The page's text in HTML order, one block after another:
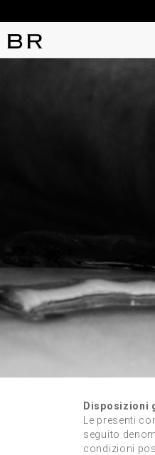
Disposizioni
Le presenti
seguito
condizioni